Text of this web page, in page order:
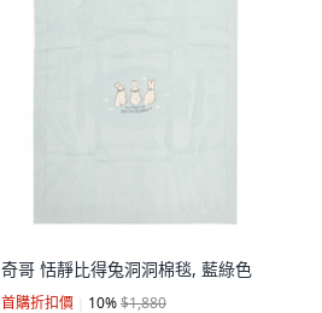
奇哥 恬靜比得兔洞洞棉毯, 藍綠色
首購折扣價 10%$1,880